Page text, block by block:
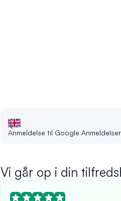
Anmeldelse til Google Anmeldelser
Vi går op i din